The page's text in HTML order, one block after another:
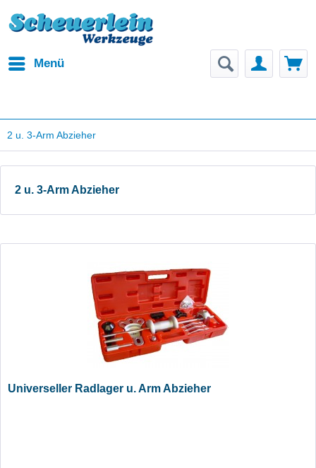
Menü
2 u. 3-Arm Abzieher
2 u. 3-Arm Abzieher
Universeller Radlager u. Arm Abzieher